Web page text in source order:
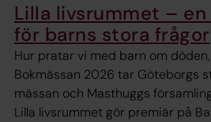
Lilla livsrummet –
för barns stora frågor
Hur pratar vi med barn om
Bokmässan 2026 tar Göteborgs
mässan och Masthuggs
Lilla livsrummet gör premiär på